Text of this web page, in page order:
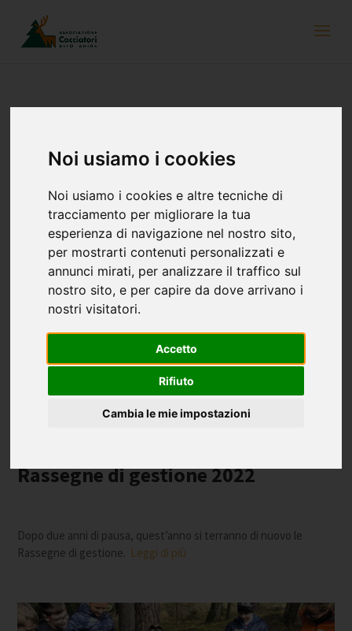
Noi usiamo i cookies
Noi usiamo i cookies e altre tecniche di
tracciamento per migliorare la tua
esperienza di navigazione nel nostro sito,
per mostrarti contenuti personalizzati e
annunci mirati, per analizzare il traffico sul
nostro sito, e per capire da dove arrivano i
nostri visitatori.
Accetto
Rifiuto
Cambia le mie impostazioni
Rassegne di gestione 2022
Dopo due anni di pausa, quest’anno si terranno di nuovo le
Rassegne di gestione. Leggi di più